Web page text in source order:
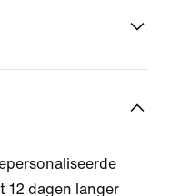
12 dagen langer